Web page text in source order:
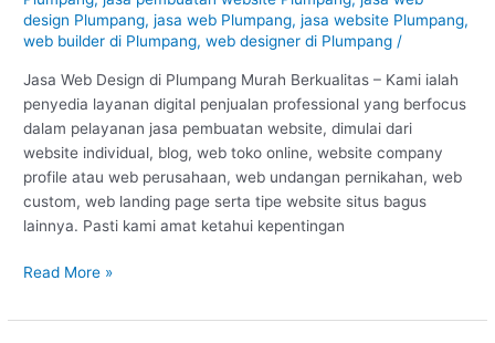
design Plumpang,jasa web Plumpang,jasa website Plumpang,
web builder di Plumpang,web designer di Plumpang /
Jasa Web Design di Plumpang Murah Berkualitas – Kami ialah
penyedia layanan digital penjualan professional yang berfocus
dalam pelayanan jasa pembuatan website, dimulai dari
website individual, blog, web toko online, website company
profile atau web perusahaan, web undangan pernikahan, web
custom, web landing page serta tipe website situs bagus
lainnya. Pasti kami amat ketahui kepentingan
Tuban
:
#1
Read More »